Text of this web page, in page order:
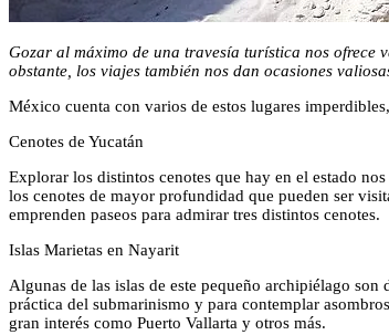
Gozar al máximo de una travesía turística nos ofrece
obstante, los viajes también nos dan ocasiones
México cuenta con varios de estos lugares
Cenotes de Yucatán
Explorar los distintos cenotes que hay en el estado
los cenotes de mayor profundidad que pueden ser
emprenden paseos para admirar tres distintos cenotes.
Islas Marietas en Nayarit
Algunas de las islas de este pequeño archipiélago
práctica del submarinismo y para contemplar
gran interés como Puerto Vallarta y otros más.